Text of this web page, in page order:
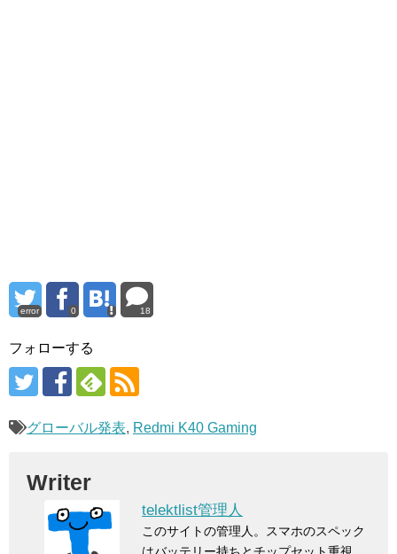
error 0 18
フォローする
グローバル発表, Redmi K40 Gaming
Writer
telektlist管理人
このサイトの管理人。スマホのスペック